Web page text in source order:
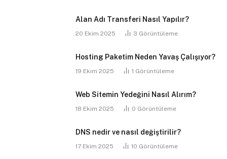
Alan Adı Transferi Nasıl Yapılır?
20 Ekim 2025 3 Görüntüleme
Hosting Paketim Neden Yavaş Çalışıyor?
19 Ekim 2025 1 Görüntüleme
Web Sitemin Yedeğini Nasıl Alırım?
18 Ekim 2025 0 Görüntüleme
DNS nedir ve nasıl değiştirilir?
17 Ekim 2025 10 Görüntüleme